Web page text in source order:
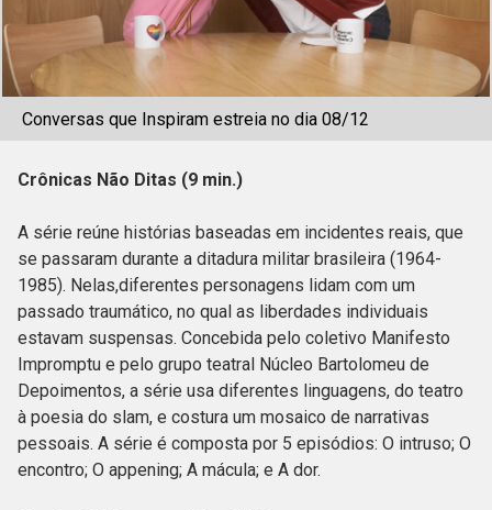
Conversas que Inspiram estreia no dia 08/12
Crônicas Não Ditas (9 min.)
A série reúne histórias baseadas em incidentes reais, que
se passaram durante a ditadura militar brasileira (1964-
1985). Nelas,diferentes personagens lidam com um
passado traumático, no qual as liberdades individuais
estavam suspensas. Concebida pelo coletivo Manifesto
Impromptu e pelo grupo teatral Núcleo Bartolomeu de
Depoimentos, a série usa diferentes linguagens, do teatro
à poesia do slam, e costura um mosaico de narrativas
pessoais. A série é composta por 5 episódios: O intruso; O
encontro; O appening; A mácula; e A dor.